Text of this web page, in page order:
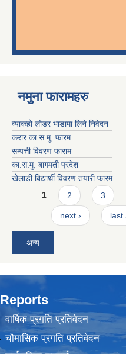
नमुना फारामहरु
व्याकहो लोडर भाडामा लिने निवेदन
करार का.स.मू. फारम
सम्पत्ती विवरण फाराम
का.स.मु. बागमती प्रदेश
खेलाडी बिद्यार्थी विवरण तयारी फारम
Pages
1 2 3
next › last
अन्य
Reports
वार्षिक प्रगति प्रतिवेदन
चौमासिक प्रगति प्रतिवेदन